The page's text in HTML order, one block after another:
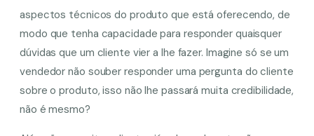
aspectos técnicos do produto que está oferecendo, de
modo que tenha capacidade para responder quaisquer
dúvidas que um cliente vier a lhe fazer. Imagine só se um
vendedor não souber responder uma pergunta do cliente
sobre o produto, isso não lhe passará muita credibilidade,
não é mesmo?